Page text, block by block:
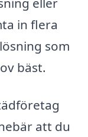
in flera
som
bäst.
att du